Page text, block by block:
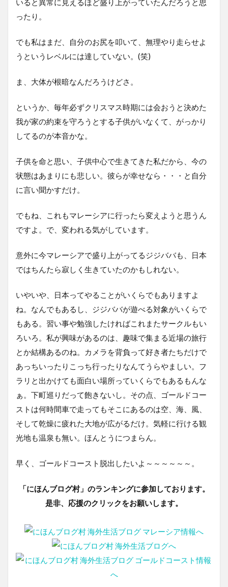
ったり。
でも私はまだ、自分のお尻を叩いて、無理やり走らせよ
うというレベルには達していない。(笑)
ま、大体が根暗なんだろうけどさ。
というか、毎年必ずクリスマス時期には会おうと決めた
我が家の約束を守ろうとする子供がいなくて、がっかり
してるのが本音かな。
子供を命と思い、子供中心で生きてきた私だから、今の
状態はあまりにも悲しい。彼らが幸せなら・・・と自分
に言い聞かすだけ。
でもね、これもマレーシアに行ったら変えようと思うん
ですよ。で、変われる気がしています。
意外に今マレーシアで盛り上がってるジジババも、日本
ではちんたら寂しく生きていたのかもしれない。
いやいや、日本ってやることがいくらでもありますよ
ね。なんでもあるし、ジジババが遊べる対象がいくらで
もある。習い事や勉強したければこれまたサークルもい
ろいろ。私が興味があるのは、趣味で集まる近場の旅行
とか結構あるのね。カメラを背負って好き者たちだけで
あっちいったりこっち行ったりなんてうらやましい。フ
ラリと出かけても面白い場所っていくらでもあるもんな
ぁ。下町巡りだって飽きないし。その点、ゴールドコー
ストは何時間車で走ってもそこにあるのは空、海、風、
そして乾燥に疲れた大地が広がるだけ。気軽に行ける観
光地も温泉も無い。ほんとうにつまらん。
早く、ゴールドコースト脱出したいよ～～～～～～。
「にほんブログ村」のランキングに参加しております。
是非、応援のクリックをお願いします。